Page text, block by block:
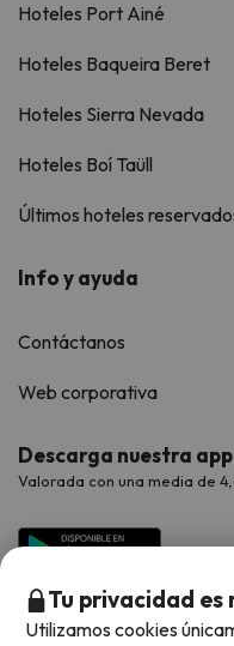
Hoteles Port Ainé
Hoteles Baqueira Beret
Hoteles Sierra Nevada
Hoteles Boí Taüll
Últimos hoteles
Info y ayuda
Contáctanos
Web corporativa
Descarga nuestra app
Valorada con una media de
Tu privacidad
Utilizamos cookies